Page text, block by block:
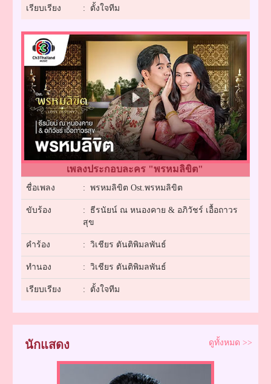
เรียบเรียง : ตั้งใจทีม
เพลงประกอบละคร "พรหมลิขิต"
ชื่อเพลง : พรหมลิขิต Ost.พรหมลิขิต
ขับร้อง
: ธีรนัยน์ ณ หนองคาย & อภิวัชร์ เอื้อถาวร
สุข
คำร้อง : วิเชียร ตันติพิมลพันธ์
ทำนอง : วิเชียร ตันติพิมลพันธ์
เรียบเรียง : ตั้งใจทีม
นักแสดง ดูทั้งหมด >>